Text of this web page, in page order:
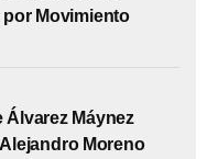
por Movimiento
Álvarez Máynez
Moreno